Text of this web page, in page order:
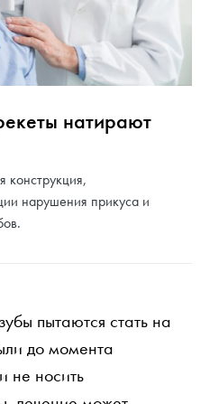
натирают
конструкция,
нарушения прикуса и
пытаются стать на
до момента
не носить